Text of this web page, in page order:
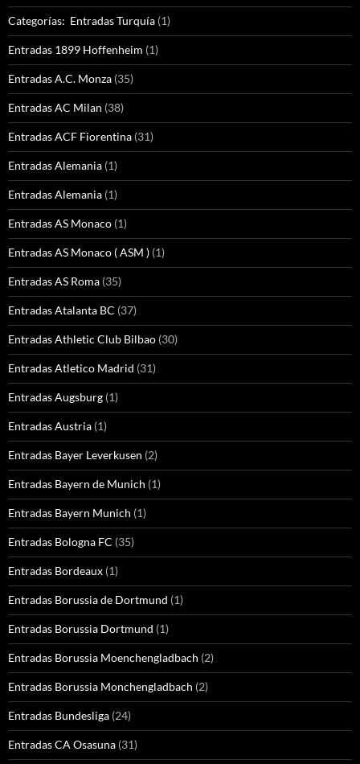
Categorías: Entradas Turquía (1)
Entradas 1899 Hoffenheim (1)
Entradas A.C. Monza (35)
Entradas AC Milan (38)
Entradas ACF Fiorentina (31)
Entradas Alemania (1)
Entradas Alemania (1)
Entradas AS Monaco (1)
Entradas AS Monaco ( ASM ) (1)
Entradas AS Roma (35)
Entradas Atalanta BC (37)
Entradas Athletic Club Bilbao (30)
Entradas Atletico Madrid (31)
Entradas Augsburg (1)
Entradas Austria (1)
Entradas Bayer Leverkusen (2)
Entradas Bayern de Munich (1)
Entradas Bayern Munich (1)
Entradas Bologna FC (35)
Entradas Bordeaux (1)
Entradas Borussia de Dortmund (1)
Entradas Borussia Dortmund (1)
Entradas Borussia Moenchengladbach (2)
Entradas Borussia Monchengladbach (2)
Entradas Bundesliga (24)
Entradas CA Osasuna (31)